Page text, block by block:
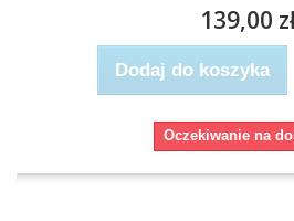
139,00
Dodaj do koszyka
Oczekiwanie na